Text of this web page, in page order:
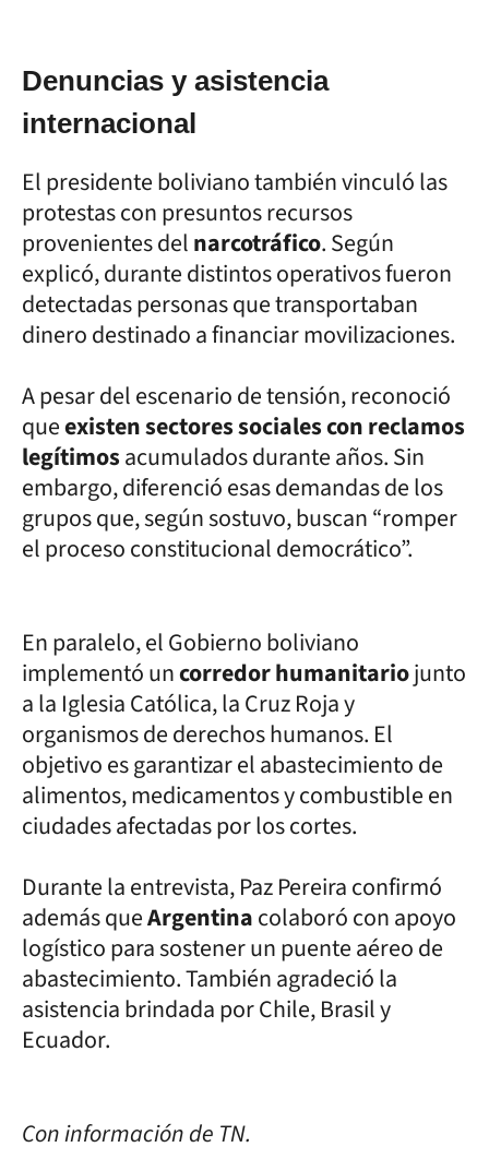
Denuncias y asistencia
internacional
El presidente boliviano también vinculó las
protestas con presuntos recursos
provenientes delnarcotráfico. Según
explicó, durante distintos operativos fueron
detectadas personas que transportaban
dinero destinado a financiar movilizaciones.
A pesar del escenario de tensión, reconoció
queexisten sectores sociales con reclamos
legítimosacumulados durante años. Sin
embargo, diferenció esas demandas de los
grupos que, según sostuvo, buscan “romper
el proceso constitucional democrático”.
En paralelo, el Gobierno boliviano
implementó uncorredor humanitariojunto
a la Iglesia Católica, la Cruz Roja y
organismos de derechos humanos. El
objetivo es garantizar el abastecimiento de
alimentos, medicamentos y combustible en
ciudades afectadas por los cortes.
Durante la entrevista, Paz Pereira confirmó
además queArgentinacolaboró con apoyo
logístico para sostener un puente aéreo de
abastecimiento. También agradeció la
asistencia brindada por Chile, Brasil y
Ecuador.
Con información de TN.